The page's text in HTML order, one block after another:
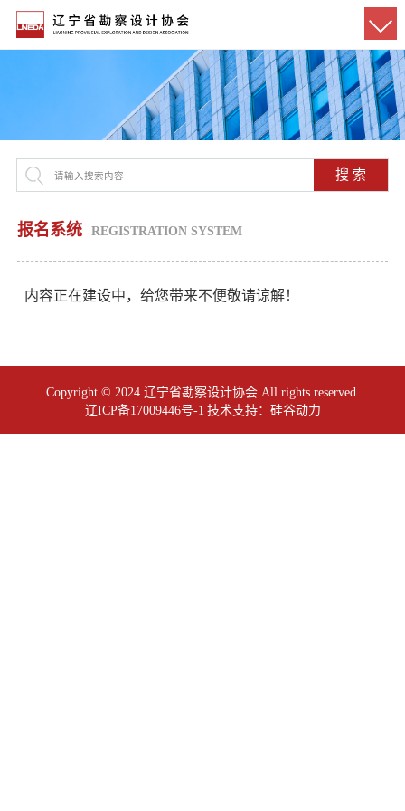
搜 索
报名系统 REGISTRATION SYSTEM
内容正在建设中，给您带来不便敬请谅解！
Copyright © 2024 辽宁省勘察设计协会 All rights reserved.
辽ICP备17009446号-1 技术支持： 硅谷动力